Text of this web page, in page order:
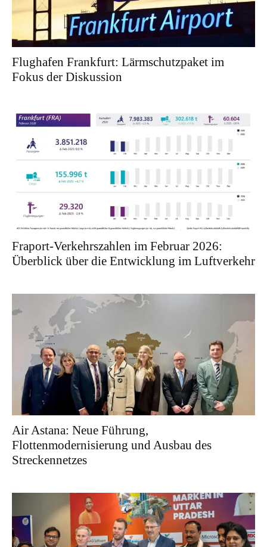
Flughafen Frankfurt: Lärmschutzpaket im
Fokus der Diskussion
Fraport-Verkehrszahlen im Februar 2026:
Überblick über die Entwicklung im Luftverkehr
Air Astana: Neue Führung,
Flottenmodernisierung und Ausbau des
Streckennetzes